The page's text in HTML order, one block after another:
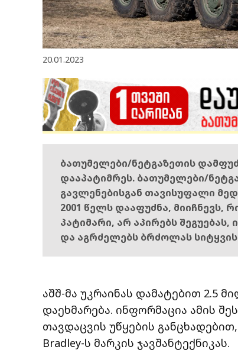
20.01.2023
ბათუმელები/ნეტგაზეთის
დააპატიმრეს. ბათუმელები/
გავლენებისგან თავისუფალი
2001 წელს დააფუძნა, მიიჩნევს,
პატიმარი, არ აპირებს
და აგრძელებს ბრძოლას
აშშ-მა უკრაინას დამატებით 2.5
დაეხმარება. ინფორმაცია ამის
თავდაცვის უწყების
Bradley-ს მარკის ჯავშანტექნიკას.